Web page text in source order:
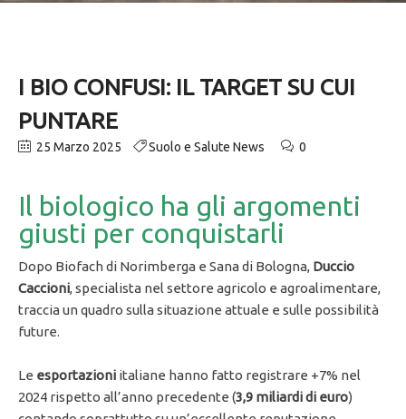
I BIO CONFUSI: IL TARGET SU CUI
PUNTARE
25 Marzo 2025 Suolo e Salute News 0
Il biologico ha gli argomenti
giusti per conquistarli
Dopo Biofach di Norimberga e Sana di Bologna, Duccio
Caccioni, specialista nel settore agricolo e agroalimentare,
traccia un quadro sulla situazione attuale e sulle possibilità
future.
Le esportazioni italiane hanno fatto registrare +7% nel
2024 rispetto all’anno precedente (3,9 miliardi di euro)